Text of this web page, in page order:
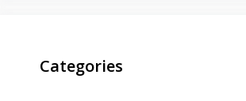
Categories